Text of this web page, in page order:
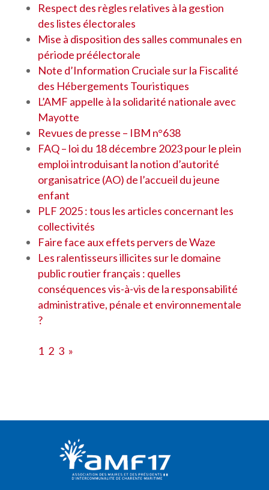
Respect des règles relatives à la gestion
des listes électorales
Mise à disposition des salles communales en
période préélectorale
Note d’Information Cruciale sur la Fiscalité
des Hébergements Touristiques
L’AMF appelle à la solidarité nationale avec
Mayotte
Revues de presse – IBM n°638
FAQ – loi du 18 décembre 2023 pour le plein
emploi introduisant la notion d’autorité
organisatrice (AO) de l’accueil du jeune
enfant
PLF 2025 : tous les articles concernant les
collectivités
Faire face aux effets pervers de Waze
Les ralentisseurs illicites sur le domaine
public routier français : quelles
conséquences vis-à-vis de la responsabilité
administrative, pénale et environnementale
?
1 2 3 »